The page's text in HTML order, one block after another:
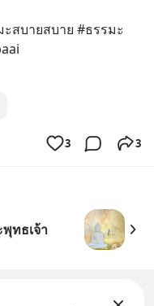
สบายสบาย #ธรรมะ
3 3
ทธเจ้า